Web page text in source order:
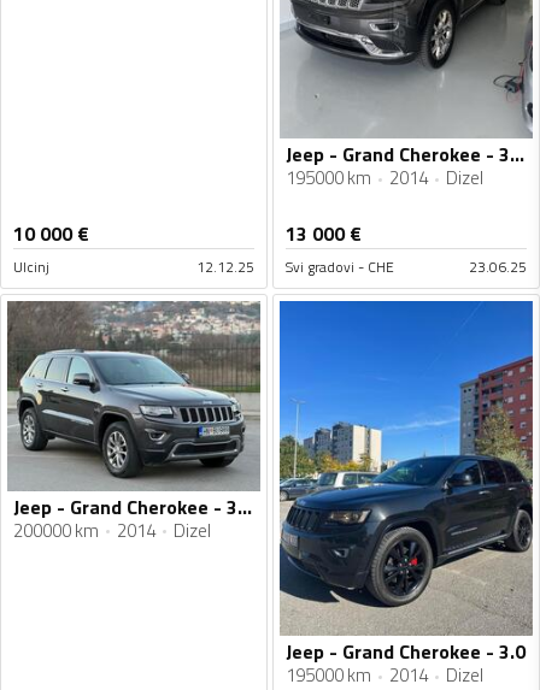
10 000€
Ulcinj 12.12.25
Jeep - Grand Cherokee - 3.0 TDI
195000 km 2014 Dizel
13 000€
Svi gradovi - CHE 23.06.25
Jeep - Grand Cherokee - 3.0 CRD
200000 km 2014 Dizel
Jeep - Grand Cherokee - 3.0
195000 km 2014 Dizel